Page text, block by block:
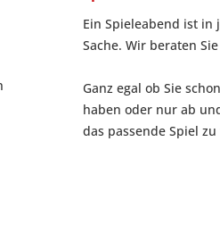
Ein Spieleabend ist in
Sache. Wir beraten
Ganz egal ob Sie
haben oder nur ab
das passende Spiel